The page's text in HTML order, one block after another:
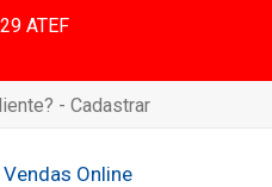
ATEF
- Cadastrar
Online